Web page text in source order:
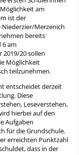
am
ist der
Merzenich
bereits
6 am
2019/20 sollen
Möglichkeit
teilzunehmen.
entscheidet derzeit
Diese
Leseverstehen,
hierbei auf den
Aufgaben
für die Grundschule.
erreichten Punktzahl
dass in der